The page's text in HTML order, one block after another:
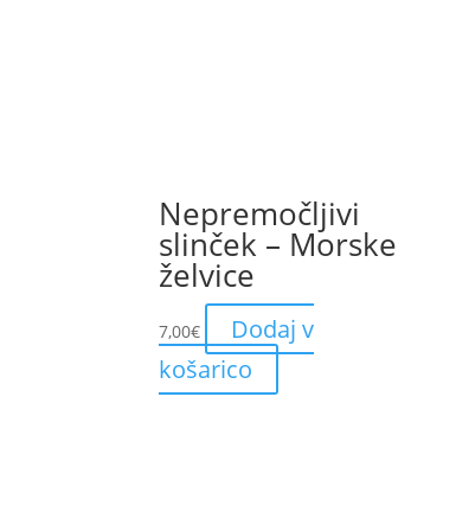
Nepremočljivi
slinček – Morske
želvice
7,00€
Dodaj v
košarico